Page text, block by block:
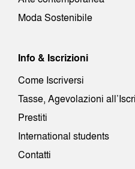
Moda Sostenibile
Info & Iscrizioni
Come Iscriversi
Tasse, Agevolazioni
Prestiti
International students
Contatti